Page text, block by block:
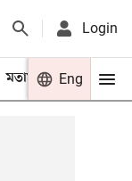
Login
মতামত খেলা
Eng